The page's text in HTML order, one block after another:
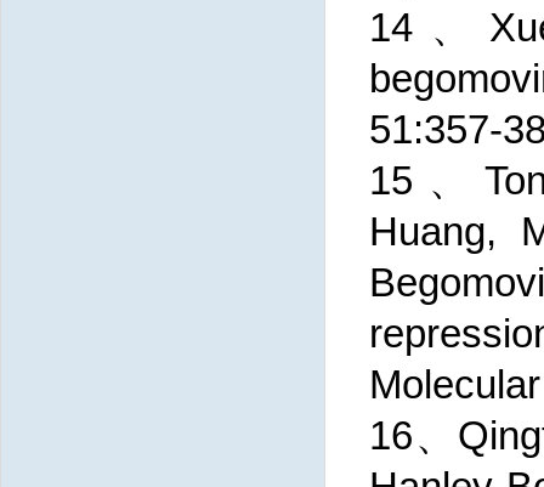
14、
51:357-
15、
Huang,
16、